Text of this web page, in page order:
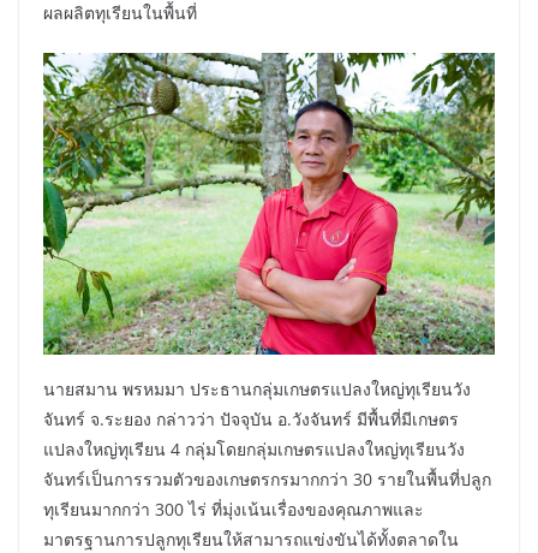
ผลผลิตทุเรียนในพื้นที่
นายสมาน พรหมมา ประธานกลุ่มเกษตรแปลงใหญ่ทุเรียนวัง
จันทร์ จ.ระยอง กล่าวว่า ปัจจุบัน อ.วังจันทร์ มีพื้นที่มีเกษตร
แปลงใหญ่ทุเรียน 4 กลุ่มโดยกลุ่มเกษตรแปลงใหญ่ทุเรียนวัง
จันทร์เป็นการรวมตัวของเกษตรกรมากกว่า 30 รายในพื้นที่ปลูก
ทุเรียนมากกว่า 300 ไร่ ที่มุ่งเน้นเรื่องของคุณภาพและ
มาตรฐานการปลูกทุเรียนให้สามารถแข่งขันได้ทั้งตลาดใน